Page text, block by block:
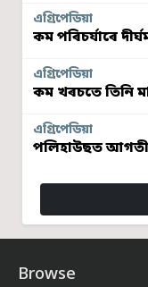
এগ্ৰিপেডিয়া
কম পৰিচৰ্যাৰে
এগ্ৰিপেডিয়া
কম খৰচতে তিনি
এগ্ৰিপেডিয়া
পলিহাউছত
Browse